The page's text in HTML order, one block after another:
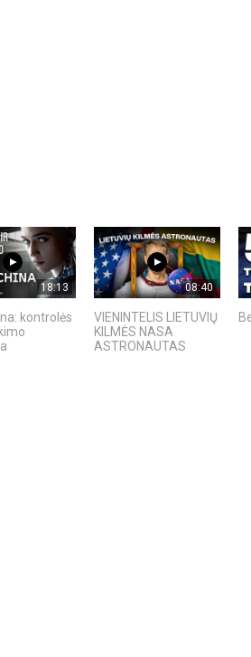
18:13
kontrolės
08:40
VIENINTELIS LIETUVIŲ
KILMĖS NASA
ASTRONAUTAS